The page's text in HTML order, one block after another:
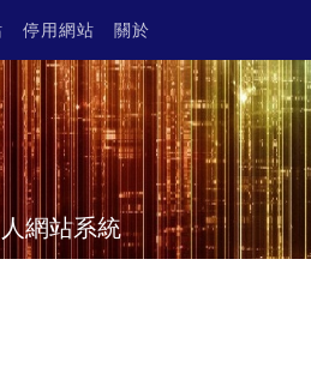
停用網站 關於
網站系統